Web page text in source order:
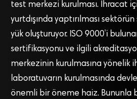
test merkezi kurulması. İhracat
yurtdışında yaptırılması
yük oluşturuyor. ISO 9000’i
sertifikasyonu ve ilgili
merkezinin kurulmasına yönelik
laboratuvarın kurulmasında
önemli bir öneme haiz. Bununla